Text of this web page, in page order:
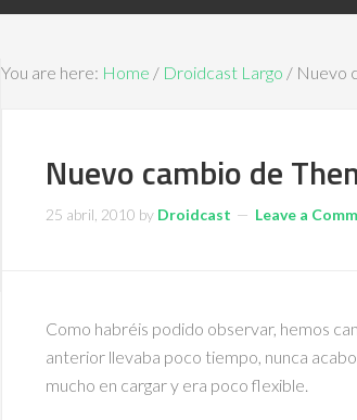
You are here: Home / Droidcast Largo / Nuevo
Nuevo cambio de
25 abril, 2010 by Droidcast Leave a
Como habréis podido observar, hemos
anterior llevaba poco tiempo, nunca
mucho en cargar y era poco flexible.